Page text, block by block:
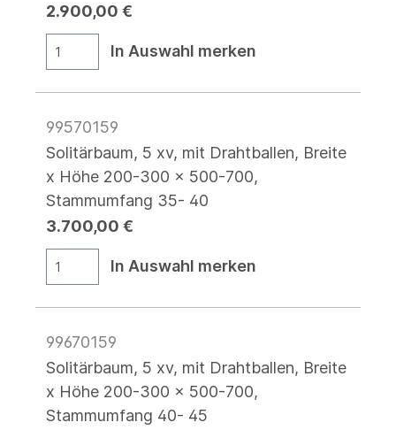
2.900,00 €
In Auswahl merken
99570159
Solitärbaum, 5 xv, mit Drahtballen, Breite
x Höhe 200-300 x 500-700,
Stammumfang 35- 40
3.700,00 €
In Auswahl merken
99670159
Solitärbaum, 5 xv, mit Drahtballen, Breite
x Höhe 200-300 x 500-700,
Stammumfang 40- 45